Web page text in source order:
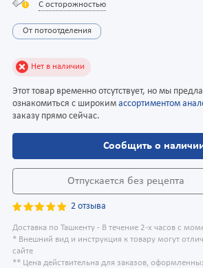
С осторожностью
От потоотделения
Нет в наличии
Этот товар временно отсутствует, но мы
ознакомиться с широким ассортиментом
заказу прямо сейчас.
Сообщить о
Отпускается без рецепта
2 отзыва
Доставка по Ташкенту - В течение 2-х часов с
* Внешний вид и инструкция к товару могут
сайте
** Цена действительна для заказов,